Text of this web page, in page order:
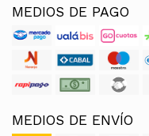
MEDIOS DE PAGO
MEDIOS DE ENVÍO